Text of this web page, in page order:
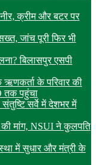
क्रीम और बटर पर
जांच पूरी फिर भी
बिलासपुर एसपी
ऋणकर्ता के परिवार की
तक पहुंचा
संतुष्टि सर्वे में देशभर में
मांग, NSUI ने कुलपति
में सुधार और मंत्री के